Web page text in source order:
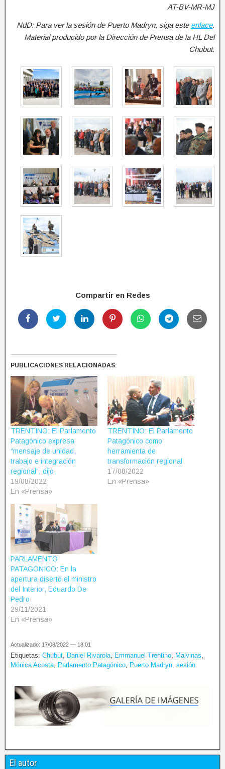
AT-BV-MR-MJ
NdD: Para ver la sesión de Puerto Madryn, siga este enlace.
Material producido por la Dirección de Prensa de la HL Del
Chubut.
Compartir en Redes
PUBLICACIONES RELACIONADAS:
TRENTINO: El Parlamento
Patagónico expresa
“mensaje de unidad,
trabajo e integración
regional”, dijo
19/08/2022
En «Prensa»
TRENTINO: El Parlamento
Patagónico como
herramienta de
transformación regional
17/08/2022
En «Prensa»
PARLAMENTO
PATAGÓNICO: En la
apertura disertó el ministro
del Interior, Eduardo De
Pedro
29/11/2021
En «Prensa»
Actualizado: 17/08/2022 — 18:01
Etiquetas: Chubut Daniel Rivarola Emmanuel Trentino Malvinas
Mónica Acosta Parlamento Patagónico Puerto Madryn sesión
El autor